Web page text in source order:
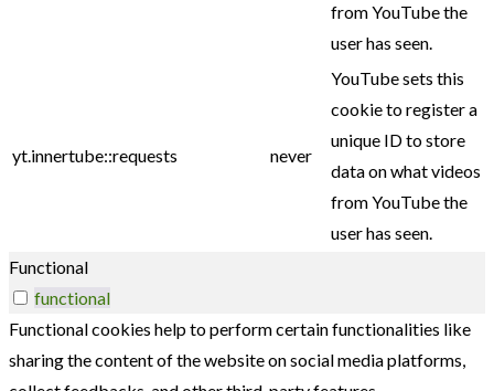
from YouTube the
user has seen.
yt.innertube::requests never
YouTube sets this
cookie to register a
unique ID to store
data on what videos
from YouTube the
user has seen.
Functional
functional
Functional cookies help to perform certain functionalities like
sharing the content of the website on social media platforms,